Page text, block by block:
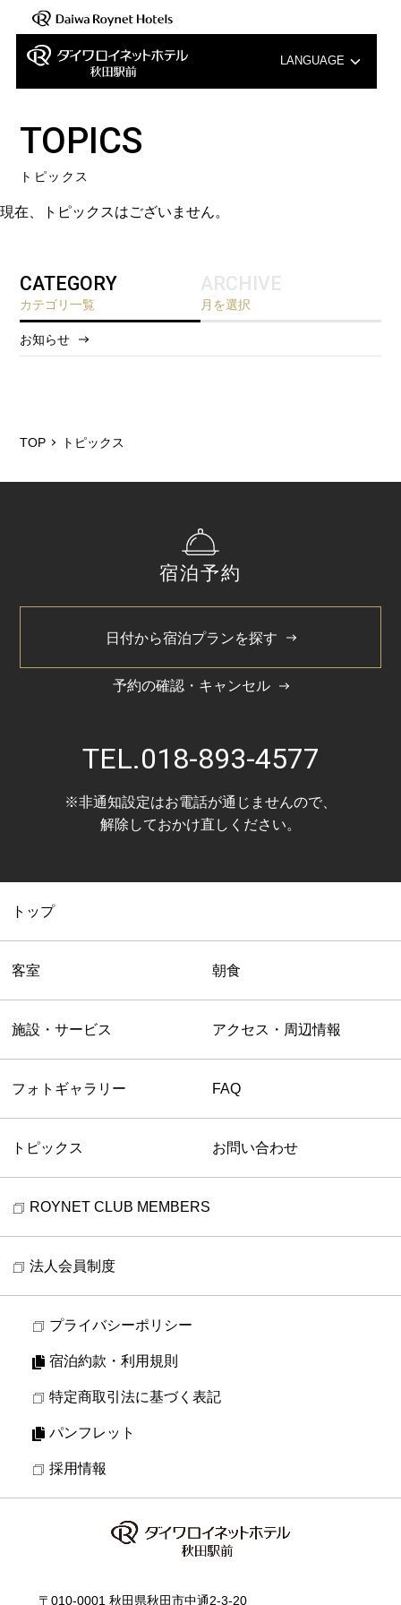
LANGUAGE
TOPICS
トピックス
現在、トピックスはございません。
CATEGORY
カテゴリ一覧
お知らせ
ARCHIVE
月を選択
2026/5
2024/11
TOP トピックス
宿泊予約
日付から宿泊プランを探す
予約の確認・キャンセル
TEL.018-893-4577
※非通知設定はお電話が通じませんので、
解除しておかけ直しください。
トップ
客室 朝食
施設・サービス アクセス・周辺情報
フォトギャラリー FAQ
トピックス お問い合わせ
ROYNET CLUB MEMBERS
法人会員制度
プライバシーポリシー
宿泊約款・利用規則
特定商取引法に基づく表記
パンフレット
採用情報
〒010-0001 秋田県秋田市中通2-3-20